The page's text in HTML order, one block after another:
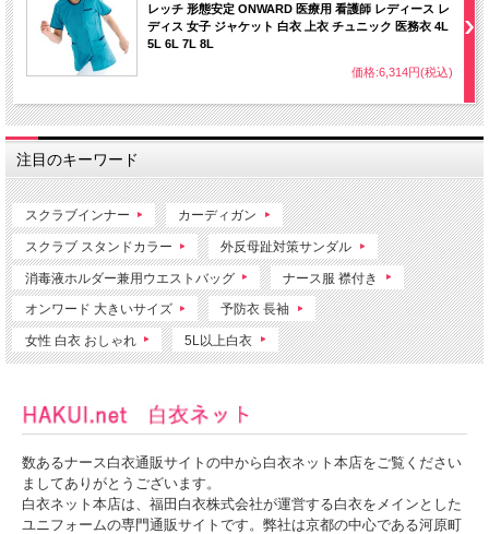
レッチ 形態安定 ONWARD 医療用 看護師 レディース レ
ディス 女子 ジャケット 白衣 上衣 チュニック 医務衣 4L
5L 6L 7L 8L
価格:6,314円(税込)
注目のキーワード
スクラブインナー カーディガン
スクラブ スタンドカラー 外反母趾対策サンダル
消毒液ホルダー兼用ウエストバッグ ナース服 襟付き
オンワード 大きいサイズ 予防衣 長袖
女性 白衣 おしゃれ 5L以上白衣
数あるナース白衣通販サイトの中から白衣ネット本店をご覧ください
ましてありがとうございます。
白衣ネット本店は、福田白衣株式会社が運営する白衣をメインとした
ユニフォームの専門通販サイトです。弊社は京都の中心である河原町